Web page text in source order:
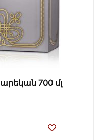
700 մլ